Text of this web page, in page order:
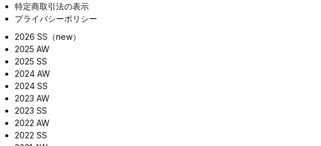
特定商取引法の表示
プライバシーポリシー
2026 SS（new）
2025 AW
2025 SS
2024 AW
2024 SS
2023 AW
2023 SS
2022 AW
2022 SS